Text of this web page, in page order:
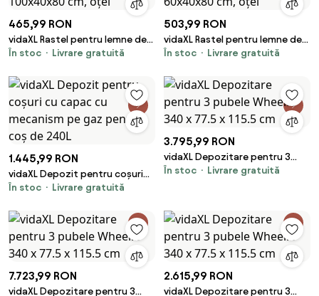
465,99 RON
vidaXL Rastel pentru lemne de
foc, alb, 100x40x80 cm, oțel
În stoc Livrare gratuită
503,99 RON
vidaXL Rastel pentru lemne de
foc, alb, 60x40x80 cm, oțel
În stoc Livrare gratuită
1.445,99 RON
vidaXL Depozit pentru coșuri
cu capac cu mecanism pe gaz
În stoc Livrare gratuită
3.795,99 RON
vidaXL Depozitare pentru 3
pubele Wheelie 340 x 77.5 x
În stoc Livrare gratuită
7.723,99 RON
vidaXL Depozitare pentru 3
2.615,99 RON
vidaXL Depozitare pentru 3